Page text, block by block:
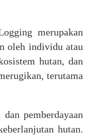
merupakan
oleh individu atau
hutan, dan
terutama
pemberdayaan
hutan.